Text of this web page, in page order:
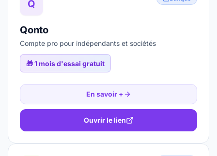
Q
Qonto
Compte pro pour indépendants et sociétés
🎁1 mois d'essai gratuit
En savoir +
Ouvrir le lien